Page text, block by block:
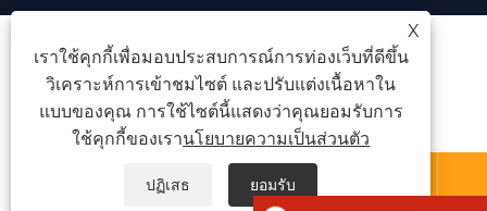

X
เราใช้คุกกี้เพื่อมอบประสบการณ์การท่องเว็บที่ดีขึ้น
วิเคราะห์การเข้าชมไซต์ และปรับแต่งเนื้อหาใน
แบบของคุณ การใช้ไซต์นี้แสดงว่าคุณยอมรับการ
ใช้คุกกี้ของเรานโยบายความเป็นส่วนตัว
ปฏิเสธ ยอมรับ